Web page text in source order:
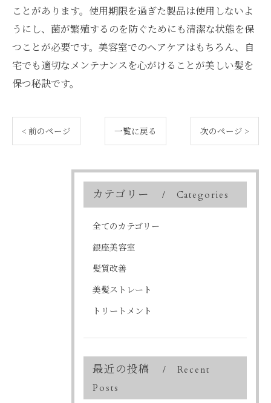
ことがあります。使用期限を過ぎた製品は使用しないよ
うにし、菌が繁殖するのを防ぐためにも清潔な状態を保
つことが必要です。美容室でのヘアケアはもちろん、自
宅でも適切なメンテナンスを心がけることが美しい髪を
保つ秘訣です。
< 前のページ 一覧に戻る 次のページ >
カテゴリー Categories
全てのカテゴリー
銀座美容室
髪質改善
美髪ストレート
トリートメント
最近の投稿
Recent
Posts